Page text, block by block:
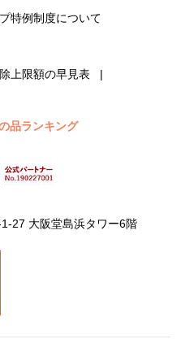
特例制度について
上限額の早見表
品ランキング
27 大阪堂島浜タワー6階